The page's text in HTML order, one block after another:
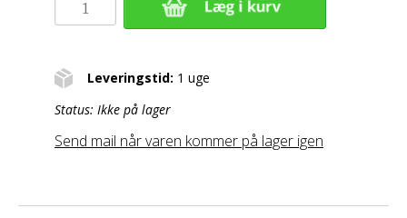
Leveringstid: 1 uge
Status: Ikke på lager
Send mail når varen kommer på lager igen